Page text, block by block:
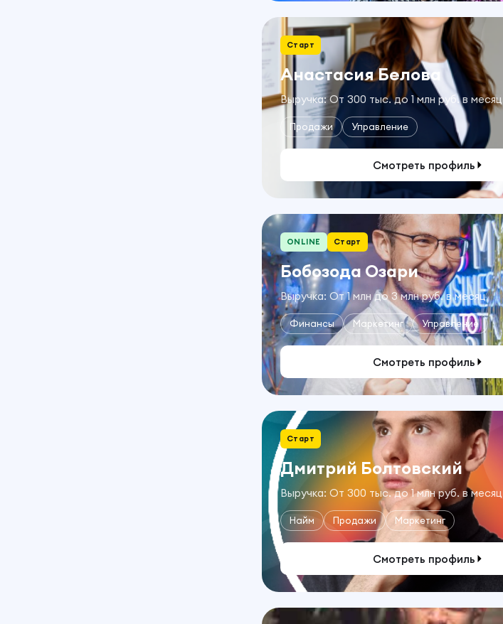
Старт
Анастасия Белова
Выручка: От 300 тыс. до 1 млн руб. в месяц
Продажи Управление
Смотреть профиль
ONLINE Старт
Бобозода Озари
Выручка: От 1 млн до 3 млн руб. в месяц
Финансы Маркетинг Управление
Смотреть профиль
Старт
Дмитрий Болтовский
Выручка: От 300 тыс. до 1 млн руб. в месяц
Найм Продажи Маркетинг
Смотреть профиль